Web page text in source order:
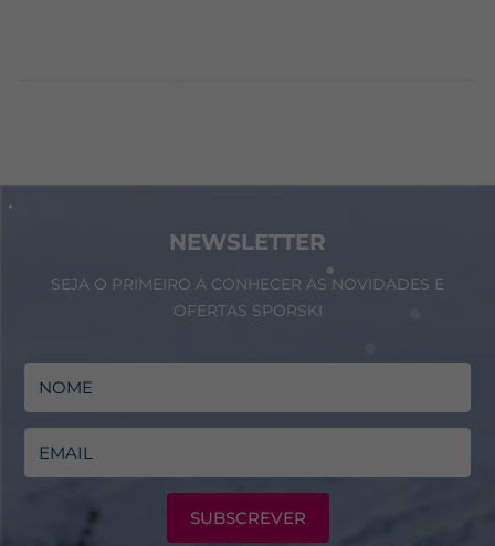
NEWSLETTER
SEJA O PRIMEIRO A CONHECER AS NOVIDADES E
OFERTAS SPORSKI
SUBSCREVER